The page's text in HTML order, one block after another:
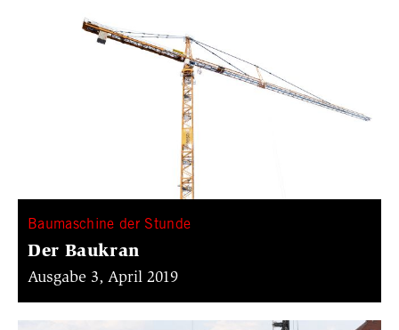
Baumaschine der Stunde
Der Baukran
Ausgabe 3, April 2019